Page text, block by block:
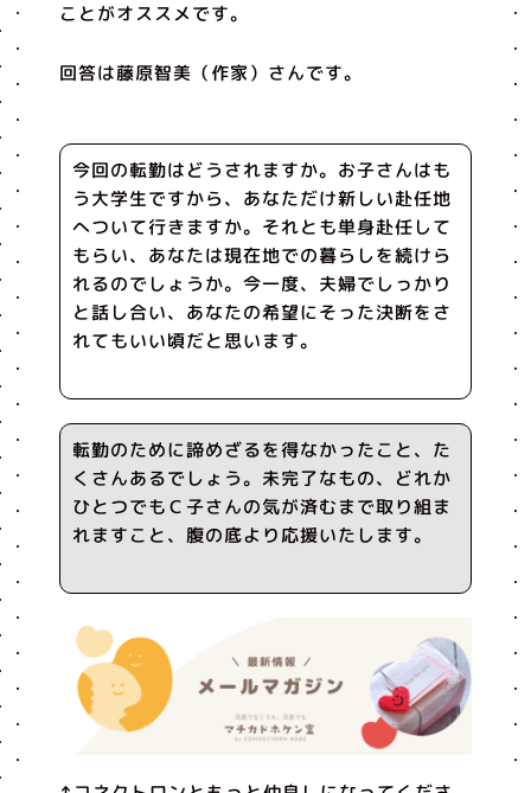
ことがオススメです。
回答は藤原智美（作家）さんです。
今回の転勤はどうされますか。お子さんはも
う大学生ですから、あなただけ新しい赴任地
へついて行きますか。それとも単身赴任して
もらい、あなたは現在地での暮らしを続けら
れるのでしょうか。今一度、夫婦でしっかり
と話し合い、あなたの希望にそった決断をさ
れてもいい頃だと思います。
転勤のために諦めざるを得なかったこと、た
くさんあるでしょう。未完了なもの、どれか
ひとつでもＣ子さんの気が済むまで取り組ま
れますこと、腹の底より応援いたします。